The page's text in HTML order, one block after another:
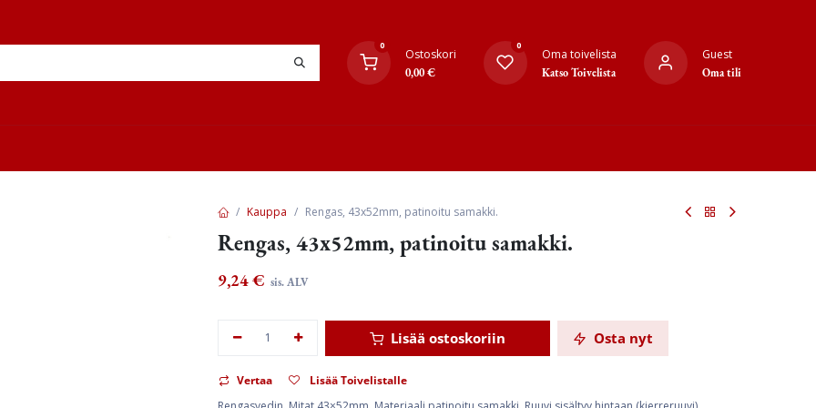
0
Ostoskori
0,00€
0
Oma toivelista
Katso Toivelista
Guest
Oma tili
Kauppa Rengas, 43x52mm, patinoitu samakki.
Rengas, 43x52mm, patinoitu samakki.
9,24€ sis. ALV
Lisää ostoskoriin Osta nyt
Vertaa
Lisää Toivelistalle